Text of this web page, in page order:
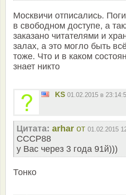
Москвичи отписались.
в свободном доступе, а
заказано читателями и
залах, а это могло быть
тоже. Что и в каком
знает никто
KS 01.02.2015 в
Цитата: arhar от 01.02.2015
СССР88
у Вас через 3 года 91й)))
Тонко